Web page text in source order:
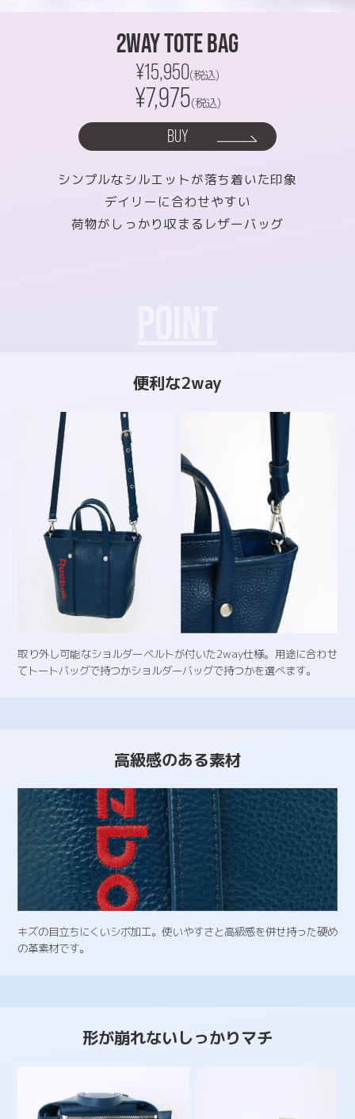
2WAY TOTE BAG
¥15,950(税込)
¥7,975(税込)
BUY
シンプルなシルエットが落ち着いた印象
デイリーに合わせやすい
荷物がしっかり収まるレザーバッグ
便利な2way
取り外し可能なショルダーベルトが付いた2way仕様。用途に合わせ
てトートバッグで持つかショルダーバッグで持つかを選べます。
高級感のある素材
キズの目立ちにくいシボ加工。使いやすさと高級感を併せ持った硬め
の革素材です。
形が崩れないしっかりマチ